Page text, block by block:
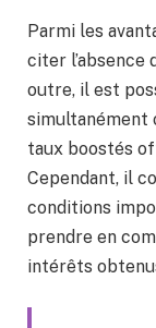
Parmi les
citer l’absence
outre, il est
simultanément
taux boostés
Cependant, il
conditions
prendre en
intérêts